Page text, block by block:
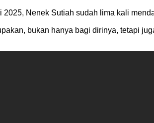
Nenek Sutiah sudah lima kali
bukan hanya bagi dirinya, tetapi